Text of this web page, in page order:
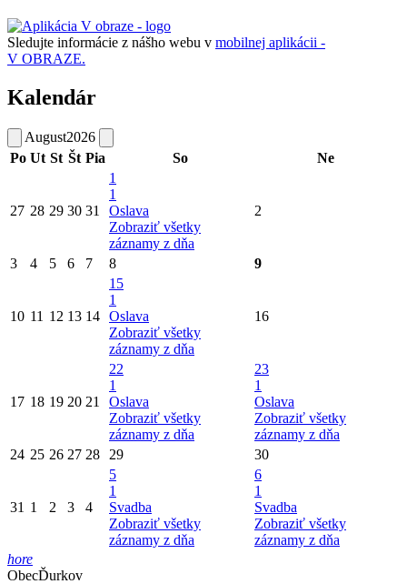
Sledujte informácie z nášho webu v mobilnej aplikácii -
V OBRAZE.
Kalendár
August2026
Po Ut St Št Pia So Ne
27 28 29 30 31
1
1
Oslava
Zobraziť všetky
záznamy z dňa
2
3 4 5 6 7 8 9
10 11 12 13 14
15
1
Oslava
Zobraziť všetky
záznamy z dňa
16
17 18 19 20 21
22
1
Oslava
Zobraziť všetky
záznamy z dňa
23
1
Oslava
Zobraziť všetky
záznamy z dňa
24 25 26 27 28 29 30
31 1 2 3 4
5
1
Svadba
Zobraziť všetky
záznamy z dňa
6
1
Svadba
Zobraziť všetky
záznamy z dňa
hore
ObecĎurkov